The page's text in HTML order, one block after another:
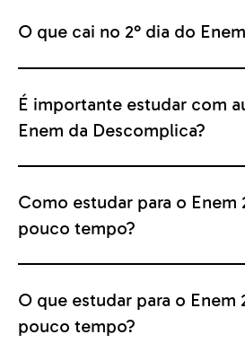
O que cai no 2° dia do
É importante estudar com
Enem da Descomplica?
Como estudar para o Enem
pouco tempo?
O que estudar para o Enem
pouco tempo?